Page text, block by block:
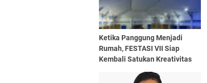
Ketika Panggung Menjadi
Rumah, FESTASI VII Siap
Kembali Satukan Kreativitas